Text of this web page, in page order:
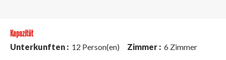
Kapazität
Unterkunften : 12 Person(en) Zimmer : 6 Zimmer